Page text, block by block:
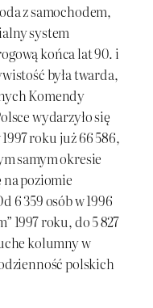
z samochodem,
system
końca lat 90. i
była twarda,
Komendy
wydarzyło się
roku już 66 586,
samym okresie
poziomie
6 359 osób w 1996
1997 roku, do 5 827
kolumny w
polskich